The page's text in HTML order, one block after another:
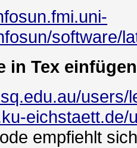
software/
in Tex einfügen
empfiehlt